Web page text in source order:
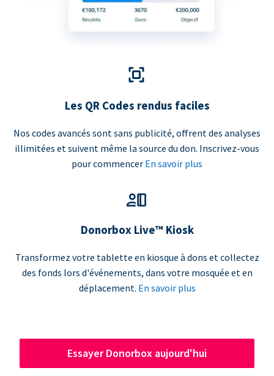
Les QR Codes rendus faciles
Nos codes avancés sont sans publicité, offrent des analyses
illimitées et suivent même la source du don. Inscrivez-vous
pour commencer En savoir plus
Donorbox Live™ Kiosk
Transformez votre tablette en kiosque à dons et collectez
des fonds lors d'événements, dans votre mosquée et en
déplacement. En savoir plus
Essayer Donorbox aujourd'hui